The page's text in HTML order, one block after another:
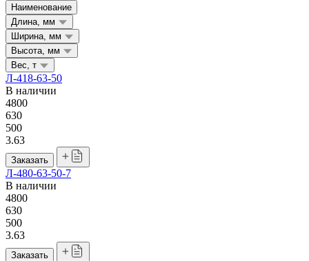
Наименование
Длина, мм
Ширина, мм
Высота, мм
Вес, т
Л-418-63-50
В наличии
4800
630
500
3.63
Заказать
Л-480-63-50-7
В наличии
4800
630
500
3.63
Заказать